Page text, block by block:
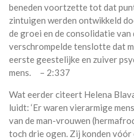
beneden voortzette tot dat
zintuigen werden ontwikkeld
de groei en de consolidatie van
verschrompelde tenslotte dat
eerste geestelijke en zuiver
mens. – 2:337
Wat eerder citeert Helena
luidt: ‘Er waren vierarmige
van de man-vrouwen
toch drie ogen. Zij konden vóór